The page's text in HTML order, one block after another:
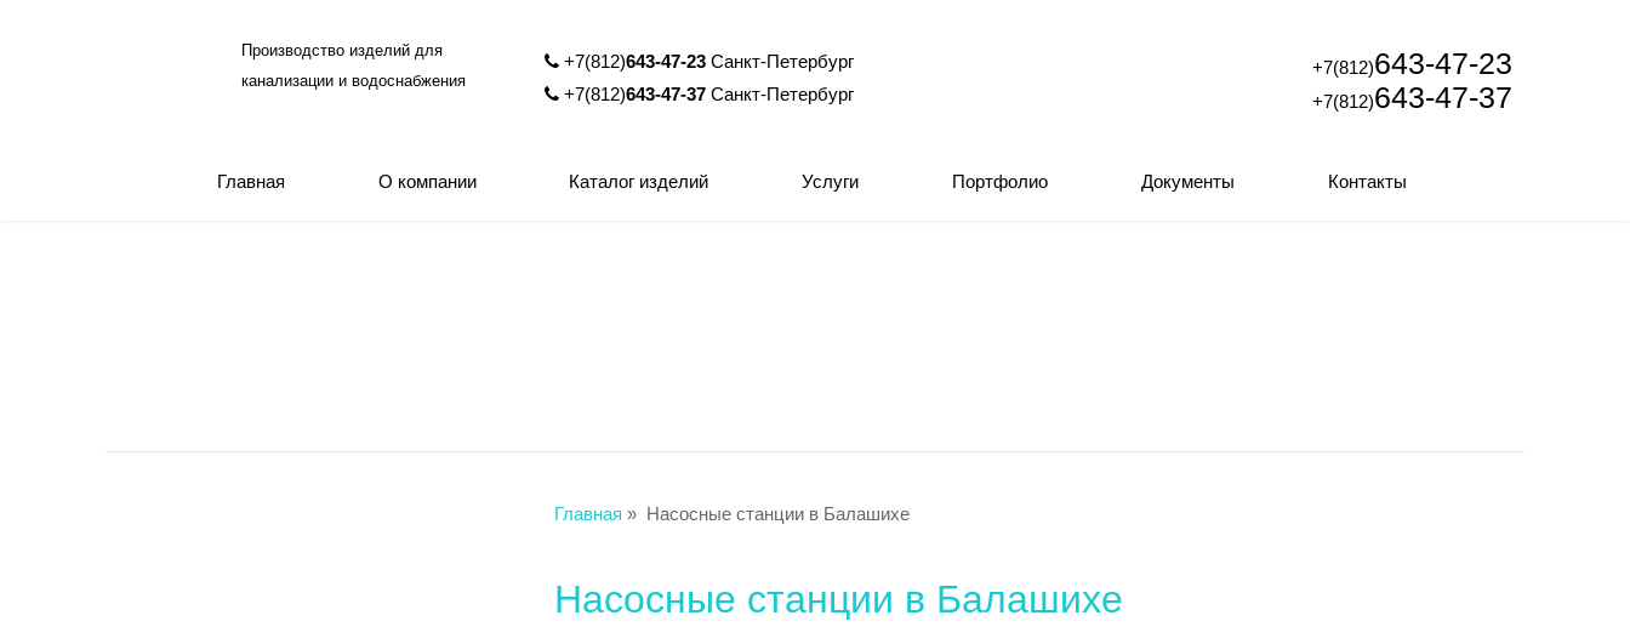
Производство изделий для
канализации и водоснабжения
+7(812)643-47-23 Санкт-Петербург
+7(812)643-47-37 Санкт-Петербург
+7(812)643-47-23
+7(812)643-47-37
Главная О компании Каталог изделий Услуги Портфолио Документы Контакты
Главная » Насосные станции в Балашихе
Насосные станции в Балашихе